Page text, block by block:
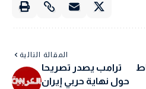
المقالة التالية
ترامب يصدر تصريحا
حول نهاية حربي إيران